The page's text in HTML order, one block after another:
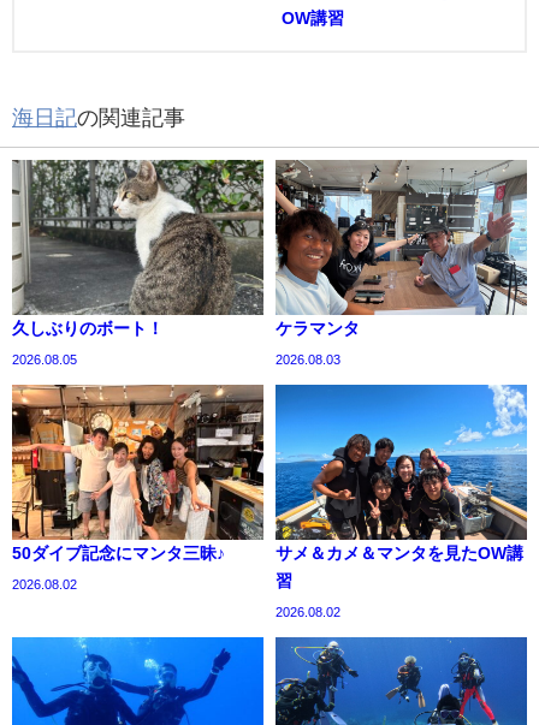
OW講習
海日記の関連記事
久しぶりのボート！
2026.08.05
ケラマンタ
2026.08.03
50ダイブ記念にマンタ三昧♪
2026.08.02
サメ＆カメ＆マンタを見たOW講
習
2026.08.02